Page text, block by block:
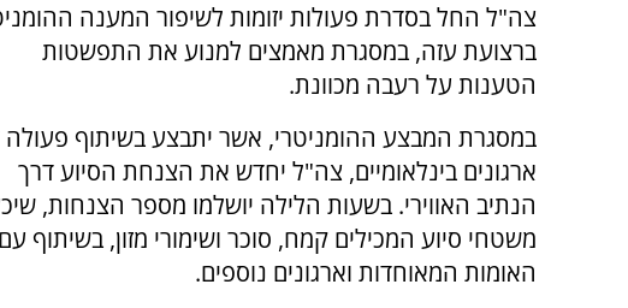
צה"ל החל בסדרת פעולות יזומות לשיפור המענה
ברצועת עזה, במסגרת מאמצים למנוע את התפשטות
הטענות על רעבה מכוונת.
במסגרת המבצע ההומניטרי, אשר יתבצע בשיתוף
ארגונים בינלאומיים, צה"ל יחדש את הצנחת הסיוע דרך
הנתיב האווירי. בשעות הלילה יושלמו מספר הצנחות,
משטחי סיוע המכילים קמח, סוכר ושימורי מזון, בשיתוף עם
האומות המאוחדות וארגונים נוספים.